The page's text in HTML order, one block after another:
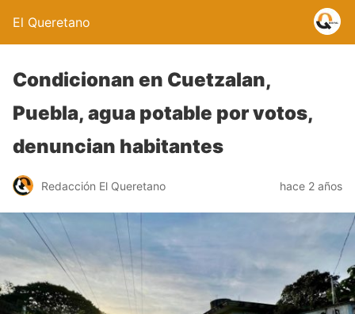
El Queretano
Condicionan en Cuetzalan,
Puebla, agua potable por votos,
denuncian habitantes
Redacción El Queretano hace 2 años